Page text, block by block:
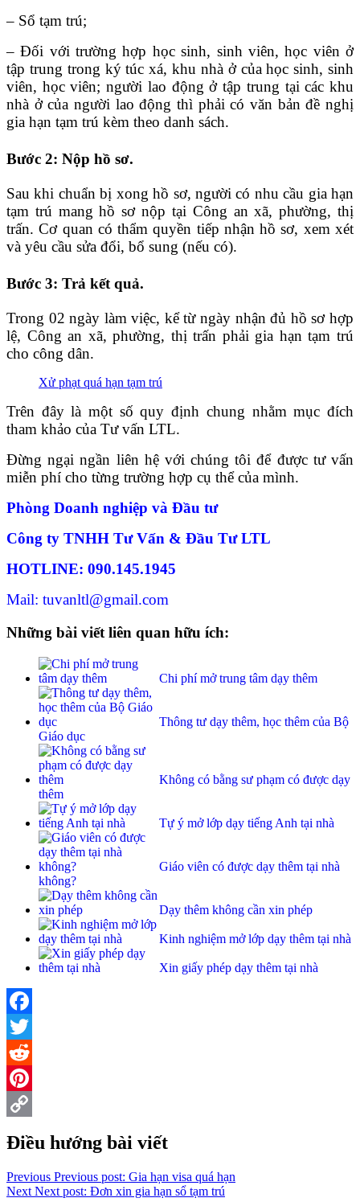
– Sổ tạm trú;
– Đối với trường hợp học sinh, sinh viên, học viên ở
tập trung trong ký túc xá, khu nhà ở của học sinh, sinh
viên, học viên; người lao động ở tập trung tại các khu
nhà ở của người lao động thì phải có văn bản đề nghị
gia hạn tạm trú kèm theo danh sách.
Bước 2: Nộp hồ sơ.
Sau khi chuẩn bị xong hồ sơ, người có nhu cầu gia hạn
tạm trú mang hồ sơ nộp tại Công an xã, phường, thị
trấn. Cơ quan có thẩm quyền tiếp nhận hồ sơ, xem xét
và yêu cầu sửa đổi, bổ sung (nếu có).
Bước 3: Trả kết quả.
Trong 02 ngày làm việc, kể từ ngày nhận đủ hồ sơ hợp
lệ, Công an xã, phường, thị trấn phải gia hạn tạm trú
cho công dân.
Xử phạt quá hạn tạm trú
Trên đây là một số quy định chung nhằm mục đích
tham khảo của Tư vấn LTL.
Đừng ngại ngần liên hệ với chúng tôi để được tư vấn
miễn phí cho từng trường hợp cụ thể của mình.
Phòng Doanh nghiệp và Đầu tư
Công ty TNHH Tư Vấn & Đầu Tư LTL
HOTLINE: 090.145.1945
Mail: tuvanltl@gmail.com
Những bài viết liên quan hữu ích:
Chi phí mở trung tâm dạy thêm
Thông tư dạy thêm, học thêm của Bộ
Giáo dục
Không có bằng sư phạm có được dạy
thêm
Tự ý mở lớp dạy tiếng Anh tại nhà
Giáo viên có được dạy thêm tại nhà
không?
Dạy thêm không cần xin phép
Kinh nghiệm mở lớp dạy thêm tại nhà
Xin giấy phép dạy thêm tại nhà
Facebook
Twitter
Reddit
Pinterest
Điều hướng bài viết
Previous Previous post: Gia hạn visa quá hạn
Next Next post: Đơn xin gia hạn sổ tạm trú